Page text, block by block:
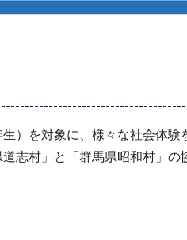
）を対象に、様々な社会体
志村」と「群馬県昭和村」